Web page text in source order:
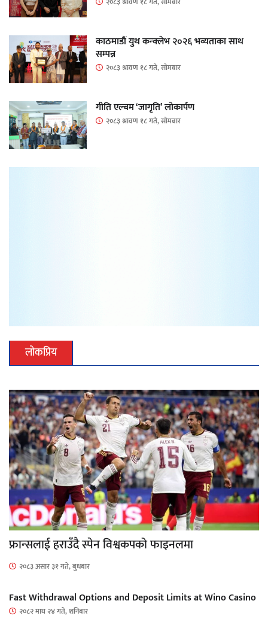
काठमाडौं युथ कन्क्लेभ २०२६ भव्यताका साथ
सम्पन्न
२०८३ श्रावण १८ गते, सोमबार
गीति एल्बम ‘जागृति’ लोकार्पण
२०८३ श्रावण १८ गते, सोमबार
लोकप्रिय
फ्रान्सलाई हराउँदै स्पेन विश्वकपको फाइनलमा
२०८३ असार ३१ गते, बुधबार
Fast Withdrawal Options and Deposit Limits at Wino Casino
२०८२ माघ २४ गते, शनिबार